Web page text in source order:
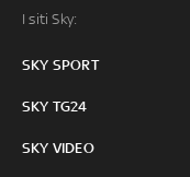
I siti Sky:
SKY SPORT
SKY TG24
SKY VIDEO